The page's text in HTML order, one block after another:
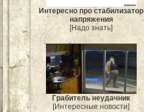
Интересно про стабилизатор
напряжения
[Надо знать]
Грабитель неудачник
[Интересные новости]